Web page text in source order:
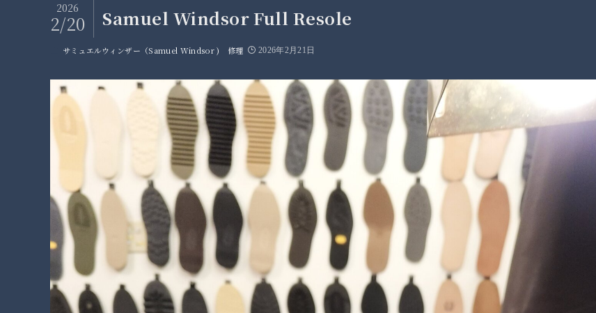
Samuel Windsor Full Resole
2026
2/20
サミュエルウィンザー（Samuel Windsor ) 修理 2026年2月21日